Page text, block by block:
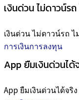
เงินด่วน ไม่ดาวน์ร
เงินด่วน ไม่ดาวน์รถ
การเงินการลงทุน
App ยืมเงินด่วนไ
App ยืมเงินด่วนได้จริ